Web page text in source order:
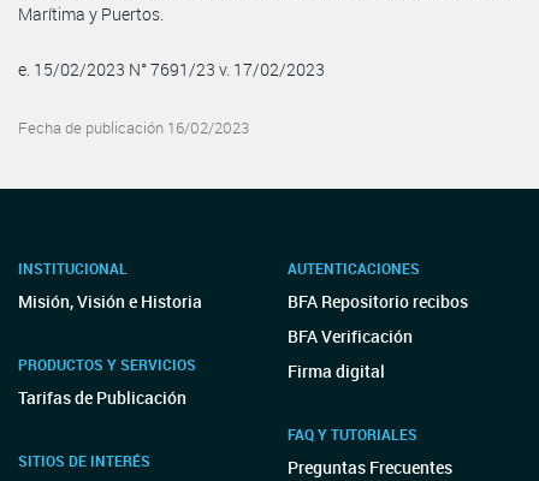
Marítima y Puertos.
e. 15/02/2023 N° 7691/23 v. 17/02/2023
Fecha de publicación 16/02/2023
INSTITUCIONAL
Misión, Visión e Historia
PRODUCTOS Y SERVICIOS
Tarifas de Publicación
SITIOS DE INTERÉS
AUTENTICACIONES
BFA Repositorio recibos
BFA Verificación
Firma digital
FAQ Y TUTORIALES
Preguntas Frecuentes